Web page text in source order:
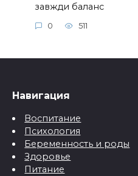
завжди баланс
0 511
Навигация
Воспитание
Психология
Беременность и роды
Здоровье
Питание